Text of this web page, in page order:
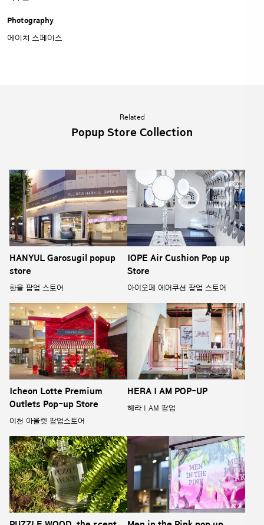
Photography
에이치 스페이스
Related
Popup Store Collection
HANYUL Garosugil popup
store
한율 팝업 스토어
IOPE Air Cushion Pop up
Store
아이오페 에어쿠션 팝업 스토어
Icheon Lotte Premium
Outlets Pop-up Store
이천 아울렛 팝업스토어
HERA I AM POP-UP
헤라 I AM 팝업